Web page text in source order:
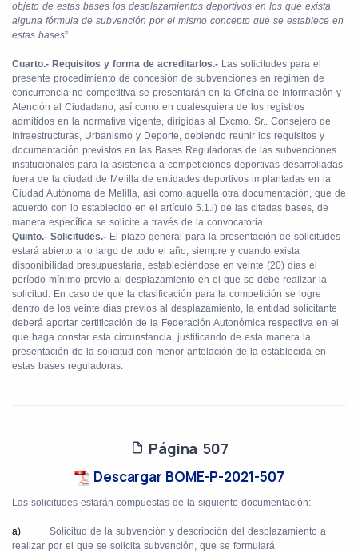
objeto de estas bases los desplazamientos deportivos en los que exista
alguna fórmula de subvención por el mismo concepto que se establece en
estas bases”.
Cuarto.- Requisitos y forma de acreditarlos.- Las solicitudes para el
presente procedimiento de concesión de subvenciones en régimen de
concurrencia no competitiva se presentarán en la Oficina de Información y
Atención al Ciudadano, así como en cualesquiera de los registros
admitidos en la normativa vigente, dirigidas al Excmo. Sr.. Consejero de
Infraestructuras, Urbanismo y Deporte, debiendo reunir los requisitos y
documentación previstos en las Bases Reguladoras de las subvenciones
institucionales para la asistencia a competiciones deportivas desarrolladas
fuera de la ciudad de Melilla de entidades deportivos implantadas en la
Ciudad Autónoma de Melilla, así como aquella otra documentación, que de
acuerdo con lo establecido en el artículo 5.1.i) de las citadas bases, de
manera específica se solicite a través de la convocatoria.
Quinto.- Solicitudes.- El plazo general para la presentación de solicitudes
estará abierto a lo largo de todo el año, siempre y cuando exista
disponibilidad presupuestaria, estableciéndose en veinte (20) días el
período mínimo previo al desplazamiento en el que se debe realizar la
solicitud. En caso de que la clasificación para la competición se logre
dentro de los veinte días previos al desplazamiento, la entidad solicitante
deberá aportar certificación de la Federación Autonómica respectiva en el
que haga constar esta circunstancia, justificando de esta manera la
presentación de la solicitud con menor antelación de la establecida en
estas bases reguladoras.
Página 507
Descargar BOME-P-2021-507
Las solicitudes estarán compuestas de la siguiente documentación:
a)
Solicitud de la subvención y descripción del desplazamiento a
realizar por el que se solicita subvención, que se formulará